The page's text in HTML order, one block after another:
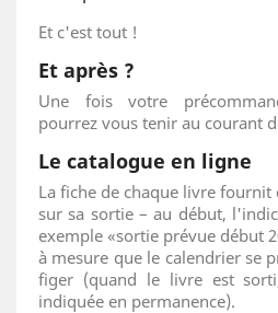
Et c'est tout !
Et après ?
Une fois votre
pourrez vous tenir au courant
Le catalogue en ligne
La fiche de chaque livre
sur sa sortie – au début,
exemple «sortie prévue début
à mesure que le calendrier se
figer (quand le livre est
indiquée en permanence).